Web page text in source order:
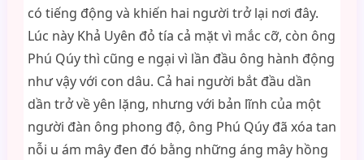
có tiếng động và khiến hai người trở lại nơi đây.
Lúc này Khả Uyên đỏ tía cả mặt vì mắc cỡ, còn ông
Phú Qúy thì cũng e ngại vì lần đầu ông hành động
như vậy với con dâu. Cả hai người bắt đầu dần
dần trở về yên lặng, nhưng với bản lĩnh của một
người đàn ông phong độ, ông Phú Qúy đã xóa tan
nỗi u ám mây đen đó bằng những áng mây hồng